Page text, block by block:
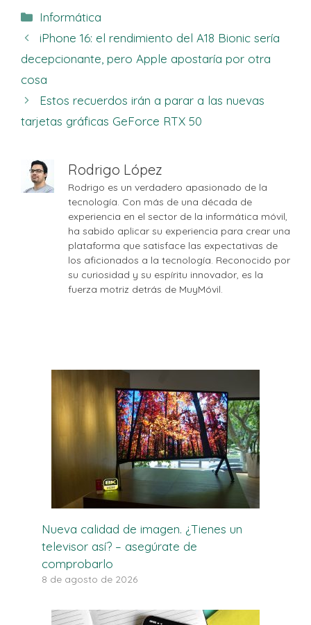
Categorías
Informática
iPhone 16: el rendimiento del A18 Bionic sería
decepcionante, pero Apple apostaría por otra
cosa
Estos recuerdos irán a parar a las nuevas
tarjetas gráficas GeForce RTX 50
Rodrigo López
Rodrigo es un verdadero apasionado de la
tecnología. Con más de una década de
experiencia en el sector de la informática móvil,
ha sabido aplicar su experiencia para crear una
plataforma que satisface las expectativas de
los aficionados a la tecnología. Reconocido por
su curiosidad y su espíritu innovador, es la
fuerza motriz detrás de MuyMóvil.
Nueva calidad de imagen. ¿Tienes un
televisor así? – asegúrate de
comprobarlo
8 de agosto de 2026